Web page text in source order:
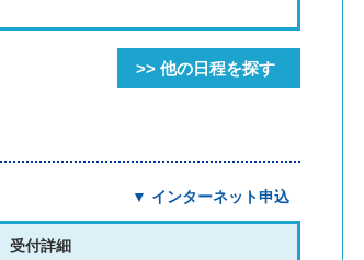
>> 他の日程を探す
▼ インターネット申込
受付詳細